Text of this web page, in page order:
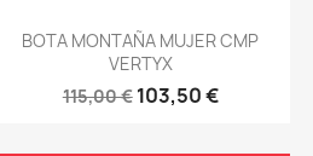
Vista rápida
BOTA MONTAÑA MUJER CMP
VERTYX
115,00 € 103,50 €